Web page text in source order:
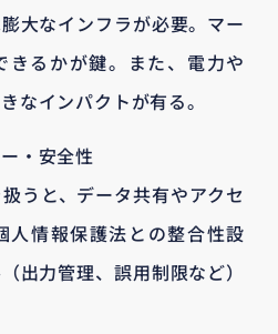
大なインフラが必要。マー
きるかが鍵。また、電力や
なインパクトが有る。
・安全性
うと、データ共有やアクセ
人情報保護法との整合性設
出力管理、誤用制限など）